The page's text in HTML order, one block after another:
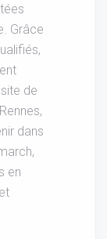
Grâce
de
dans
en